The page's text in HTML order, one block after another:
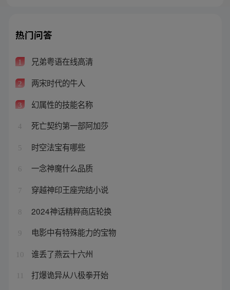
热门问答
1 兄弟粤语在线高清
2 两宋时代的牛人
3 幻属性的技能名称
4 死亡契约第一部阿加莎
5 时空法宝有哪些
6 一念神魔什么品质
7 穿越神印王座完结小说
8 2024神话精粹商店轮换
9 电影中有特殊能力的宝物
10 谁丢了燕云十六州
打爆诡异从八极拳开始